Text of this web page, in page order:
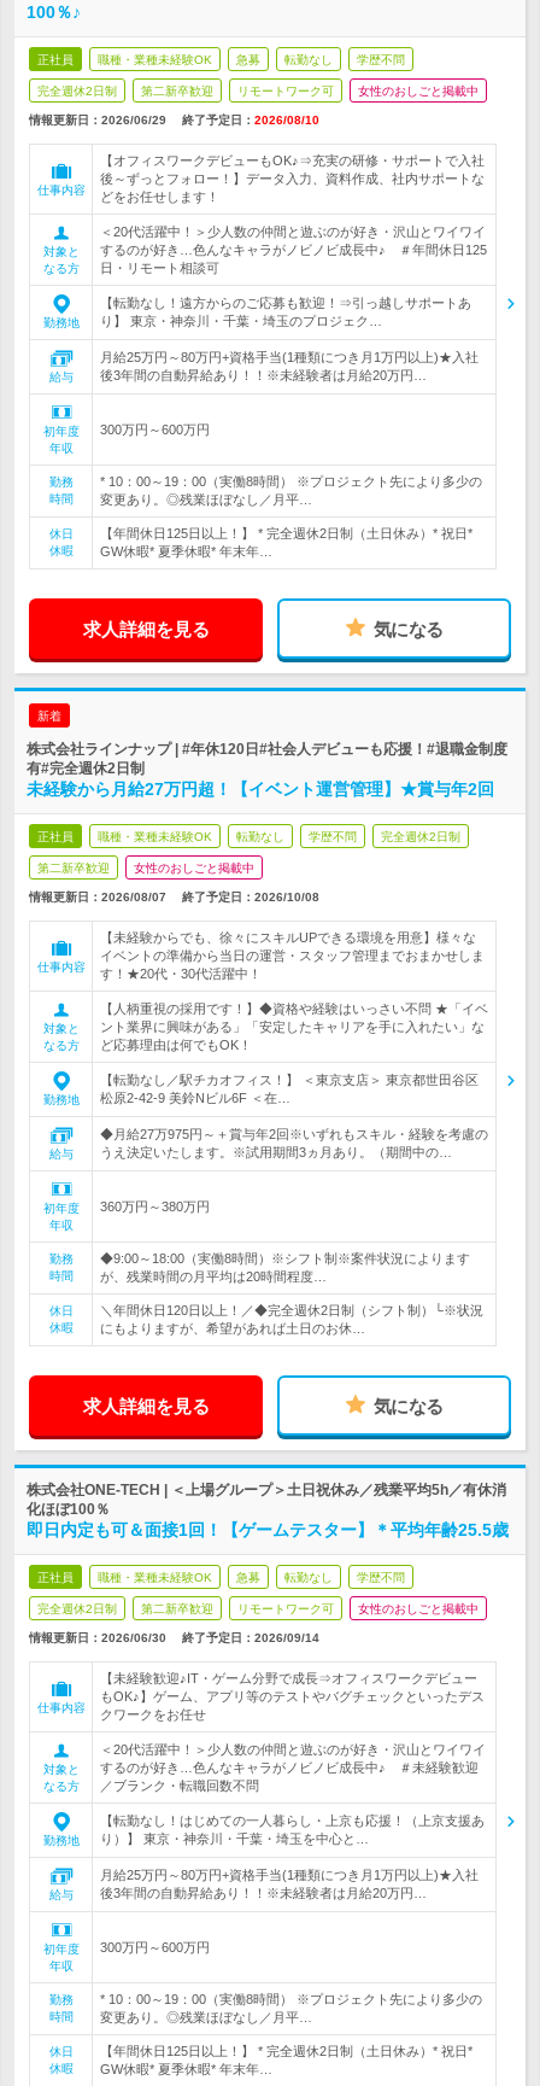
100％♪
正社員 職種・業種未経験OK 急募 転勤なし 学歴不問
完全週休2日制 第二新卒歓迎 リモートワーク可 女性のおしごと掲載中
情報更新日：2026/06/29 終了予定日： 2026/08/10
仕事内容
【オフィスワークデビューもOK♪⇒充実の研修・サポートで入社
後～ずっとフォロー！】データ入力、資料作成、社内サポートな
どをお任せします！
対象と
なる方
＜20代活躍中！＞少人数の仲間と遊ぶのが好き・沢山とワイワイ
するのが好き…色んなキャラがノビノビ成長中♪ ＃年間休日125
日・リモート相談可
勤務地
【転勤なし！遠方からのご応募も歓迎！⇒引っ越しサポートあ
り】 東京・神奈川・千葉・埼玉のプロジェク…
給与
月給25万円～80万円+資格手当(1種類につき月1万円以上)★入社
後3年間の自動昇給あり！！※未経験者は月給20万円…
初年度
年収
300万円～600万円
勤務
時間
* 10：00～19：00（実働8時間） ※プロジェクト先により多少の
変更あり。◎残業ほぼなし／月平…
休日
休暇
【年間休日125日以上！】 * 完全週休2日制（土日休み）* 祝日*
GW休暇* 夏季休暇* 年末年…
求人詳細を見る 気になる
新着
株式会社ラインナップ | #年休120日#社会人デビューも応援！#退職金制度
有#完全週休2日制
未経験から月給27万円超！【イベント運営管理】★賞与年2回
正社員 職種・業種未経験OK 転勤なし 学歴不問 完全週休2日制
第二新卒歓迎 女性のおしごと掲載中
情報更新日：2026/08/07 終了予定日： 2026/10/08
仕事内容
【未経験からでも、徐々にスキルUPできる環境を用意】様々な
イベントの準備から当日の運営・スタッフ管理までおまかせしま
す！★20代・30代活躍中！
対象と
なる方
【人柄重視の採用です！】◆資格や経験はいっさい不問 ★「イベ
ント業界に興味がある」「安定したキャリアを手に入れたい」な
ど応募理由は何でもOK！
勤務地
【転勤なし／駅チカオフィス！】 ＜東京支店＞ 東京都世田谷区
松原2-42-9 美鈴Nビル6F ＜在…
給与
◆月給27万975円～＋賞与年2回※いずれもスキル・経験を考慮の
うえ決定いたします。※試用期間3ヵ月あり。（期間中の…
初年度
年収
360万円～380万円
勤務
時間
◆9:00～18:00（実働8時間）※シフト制※案件状況によります
が、残業時間の月平均は20時間程度…
休日
休暇
＼年間休日120日以上！／◆完全週休2日制（シフト制）└※状況
にもよりますが、希望があれば土日のお休…
求人詳細を見る 気になる
株式会社ONE-TECH | ＜上場グループ＞土日祝休み／残業平均5h／有休消
化ほぼ100％
即日内定も可＆面接1回！【ゲームテスター】＊平均年齢25.5歳
正社員 職種・業種未経験OK 急募 転勤なし 学歴不問
完全週休2日制 第二新卒歓迎 リモートワーク可 女性のおしごと掲載中
情報更新日：2026/06/30 終了予定日： 2026/09/14
仕事内容
【未経験歓迎♪IT・ゲーム分野で成長⇒オフィスワークデビュー
もOK♪】ゲーム、アプリ等のテストやバグチェックといったデス
クワークをお任せ
対象と
なる方
＜20代活躍中！＞少人数の仲間と遊ぶのが好き・沢山とワイワイ
するのが好き…色んなキャラがノビノビ成長中♪ ＃未経験歓迎
／ブランク・転職回数不問
勤務地
【転勤なし！はじめての一人暮らし・上京も応援！（上京支援あ
り）】 東京・神奈川・千葉・埼玉を中心と…
給与
月給25万円～80万円+資格手当(1種類につき月1万円以上)★入社
後3年間の自動昇給あり！！※未経験者は月給20万円…
初年度
年収
300万円～600万円
勤務
時間
* 10：00～19：00（実働8時間） ※プロジェクト先により多少の
変更あり。◎残業ほぼなし／月平…
休日
休暇
【年間休日125日以上！】 * 完全週休2日制（土日休み）* 祝日*
GW休暇* 夏季休暇* 年末年…